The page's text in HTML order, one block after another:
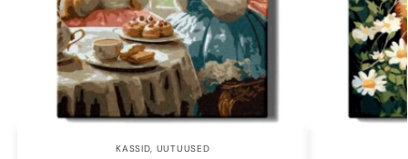
KASSID, UUTUUSED